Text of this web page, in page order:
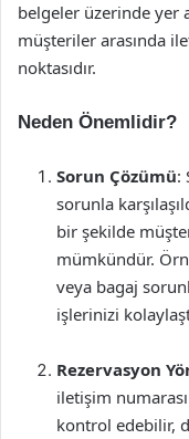
belgeler üzerinde yer
müşteriler arasında
noktasıdır.
Neden Önemlidir?
Sorun Çözümü:
sorunla
bir şekilde
mümkündür.
veya bagaj
işlerinizi
Rezervasyon
iletişim
kontrol edebilir,